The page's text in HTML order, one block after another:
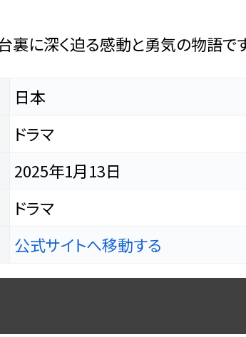
に深く迫る感動と勇気の物語で
日本
ドラマ
2025年1月13日
ドラマ
公式サイトへ移動する